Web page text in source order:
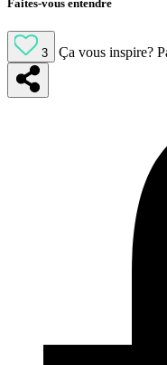
Faites-vous entendre
3 Ça vous inspire?